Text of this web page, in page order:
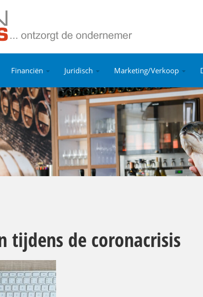
Financiën Juridisch Marketing/Verkoop
tijdens de coronacrisis